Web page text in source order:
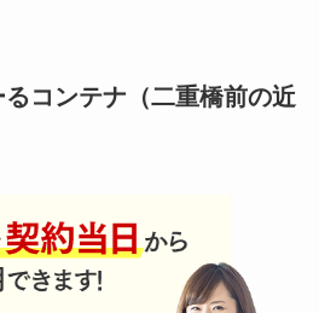
るコンテナ（二重橋前の近